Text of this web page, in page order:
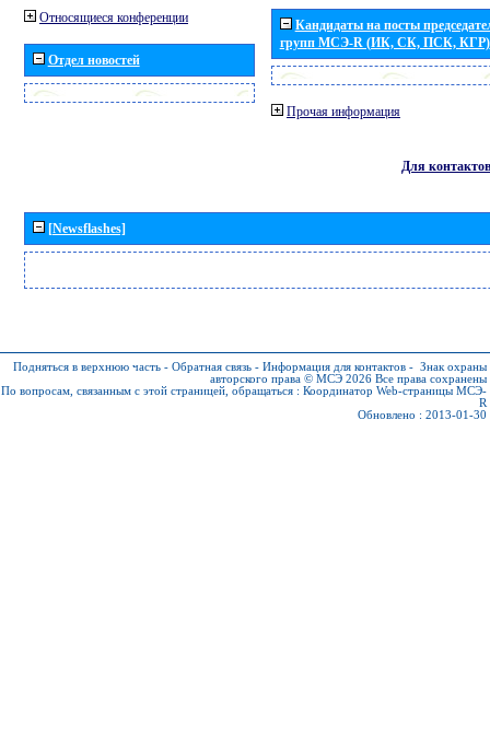
Относящиеся конференции
Отдел новостей
Кандидаты на посты
групп МСЭ-R (ИК, СК, ПСК, КГР)
Прочая информация
Для контактов
[Newsflashes]
Подняться в верхнюю часть - Обратная связь - Информация для контактов - Знак охраны
авторского права © МСЭ 2026 Все права сохранены
По вопросам, связанным с этой страницей, обращаться : Координатор Web-страницы МСЭ-
R
Обновлено : 2013-01-30